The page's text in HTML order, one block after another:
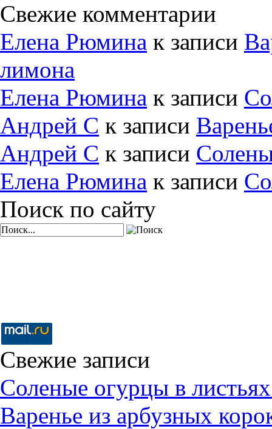
Свежие комментарии
Елена Рюмина к записи
лимона
Елена Рюмина к записи
Андрей С к записи
Андрей С к записи
Елена Рюмина к записи
Поиск по сайту
Свежие записи
Соленые огурцы в
Варенье из арбузных